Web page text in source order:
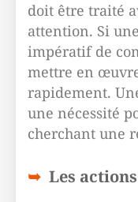
doit être traité
attention. Si
impératif de
mettre en
rapidement.
une nécessité
cherchant une
Les